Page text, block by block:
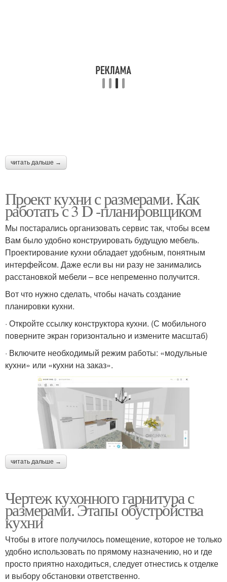
читать дальше →
Проект кухни с размерами. Как
работать с 3 D -планировщиком
Мы постарались организовать сервис так, чтобы всем
Вам было удобно конструировать будущую мебель.
Проектирование кухни обладает удобным, понятным
интерфейсом. Даже если вы ни разу не занимались
расстановкой мебели – все непременно получится.
Вот что нужно сделать, чтобы начать создание
планировки кухни.
· Откройте ссылку конструктора кухни. (С мобильного
поверните экран горизонтально и измените масштаб)
· Включите необходимый режим работы: «модульные
кухни» или «кухни на заказ».
читать дальше →
Чертеж кухонного гарнитура с
размерами. Этапы обустройства
кухни
Чтобы в итоге получилось помещение, которое не только
удобно использовать по прямому назначению, но и где
просто приятно находиться, следует отнестись к отделке
и выбору обстановки ответственно.